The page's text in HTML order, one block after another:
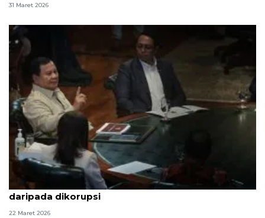
31 Maret 2026
Prabowo: Lebih baik uang untuk makan rakyat
daripada dikorupsi
22 Maret 2026